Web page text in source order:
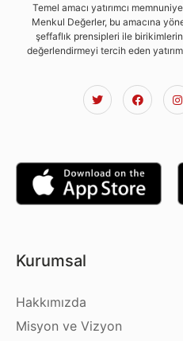
Temel amacı yatırımcı
Menkul Değerler, bu amacına
şeffaflık prensipleri ile
değerlendirmeyi tercih eden
Kurumsal
Hakkımızda
Misyon ve Vizyon